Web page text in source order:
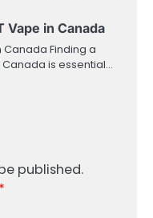
Vape in Canada
Canada Finding a
is essential…
published.
*